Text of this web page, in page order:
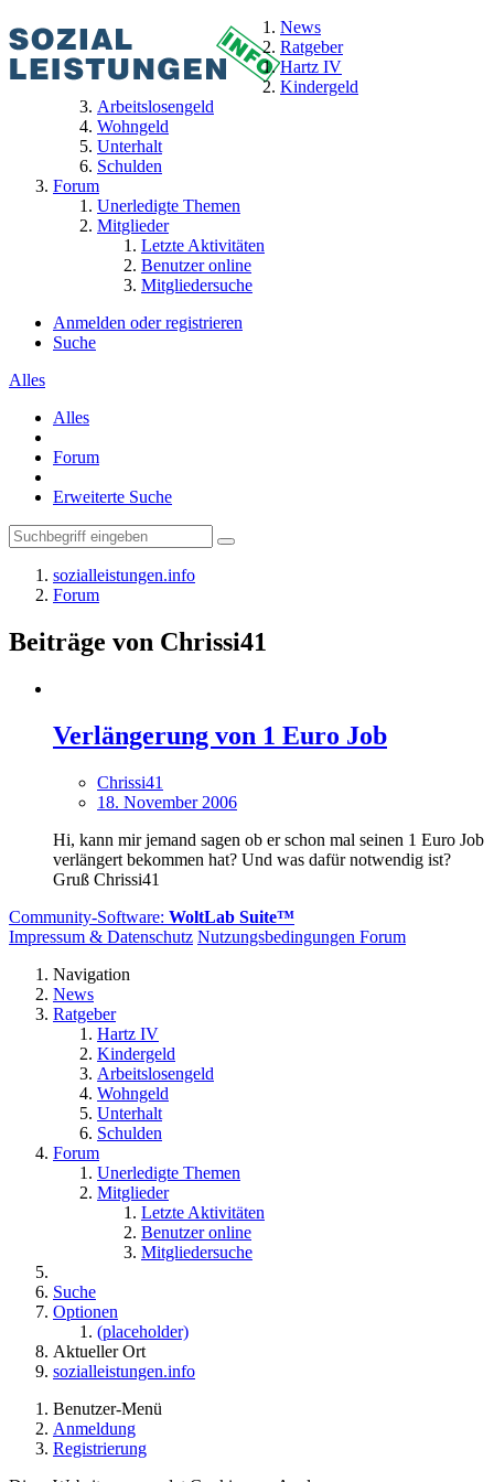
News
Ratgeber
Hartz IV
Kindergeld
Arbeitslosengeld
Wohngeld
Unterhalt
Schulden
Forum
Unerledigte Themen
Mitglieder
Letzte Aktivitäten
Benutzer online
Mitgliedersuche
Anmelden oder registrieren
Suche
Alles
Alles
Forum
Erweiterte Suche
sozialleistungen.info
Forum
Beiträge von Chrissi41
Verlängerung von 1 Euro Job
Chrissi41
18. November 2006
Hi, kann mir jemand sagen ob er schon mal seinen 1 Euro Job
verlängert bekommen hat? Und was dafür notwendig ist?
Gruß Chrissi41
Community-Software: WoltLab Suite™
Impressum & Datenschutz Nutzungsbedingungen Forum
Navigation
News
Ratgeber
Hartz IV
Kindergeld
Arbeitslosengeld
Wohngeld
Unterhalt
Schulden
Forum
Unerledigte Themen
Mitglieder
Letzte Aktivitäten
Benutzer online
Mitgliedersuche
Suche
Optionen
(placeholder)
Aktueller Ort
sozialleistungen.info
Benutzer-Menü
Anmeldung
Registrierung